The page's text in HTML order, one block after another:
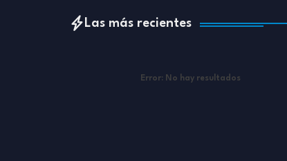
Las más recientes
Error: No hay resultados